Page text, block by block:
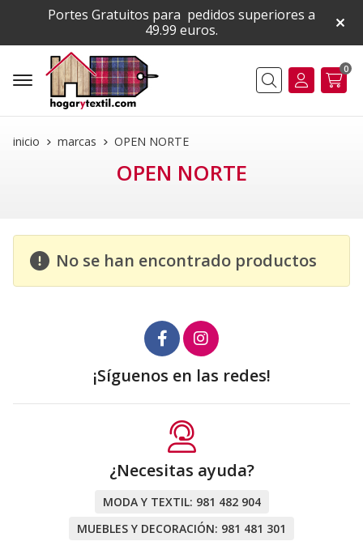
Portes Gratuitos para pedidos superiores a
49.99 euros.
Buscar
0
inicio marcas OPEN NORTE
OPEN NORTE
No se han encontrado productos
¡Síguenos en las redes!
¿Necesitas ayuda?
MODA Y TEXTIL: 981 482 904
MUEBLES Y DECORACIÓN: 981 481 301